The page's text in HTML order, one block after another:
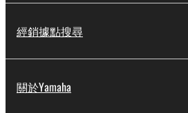
經銷據點搜尋
關於Yamaha